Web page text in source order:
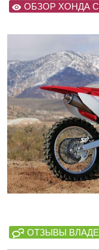
ОБЗОР ХОНДА
ОТЗЫВЫ